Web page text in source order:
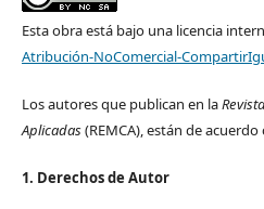
Esta obra está bajo una licencia
Atribución-NoComercial-
Los autores que publican en la
Aplicadas(REMCA), están de
1. Derechos de Autor